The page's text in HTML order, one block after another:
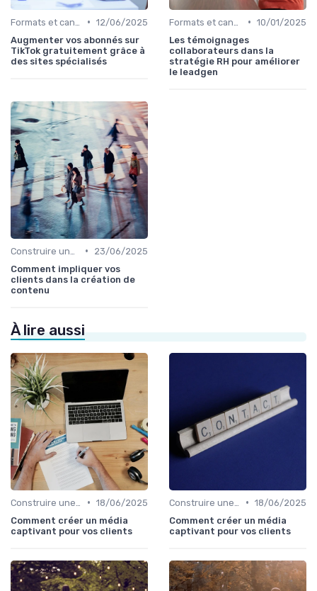
• 12/06/2025
Augmenter vos abonnés sur
TikTok gratuitement grâce à
des sites spécialisés
• 10/01/2025
Les témoignages
collaborateurs dans la
stratégie RH pour améliorer
le leadgen
•
23/06/2025
Comment impliquer vos
clients dans la création de
contenu
À lire aussi
• 18/06/2025
Comment créer un média
captivant pour vos clients
• 18/06/2025
Comment créer un média
captivant pour vos clients